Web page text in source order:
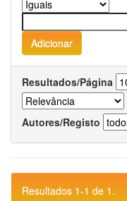
Resultados/Página
Autores/Registo
Resultados 1-1 de 1.